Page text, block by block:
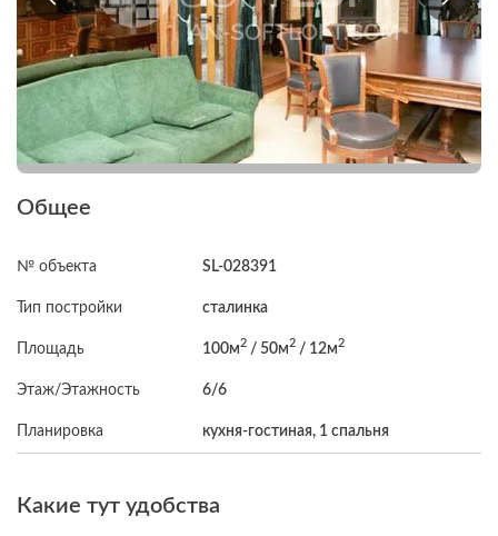
Общее
№ объекта SL-028391
Тип постройки сталинка
Площадь 100м2 / 50м2 / 12м2
Этаж/Этажность 6/6
Планировка кухня-гостиная, 1 спальня
Какие тут удобства